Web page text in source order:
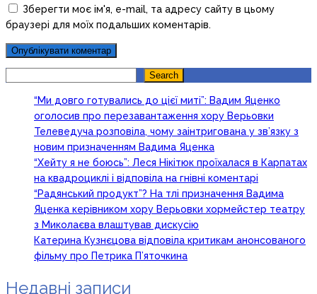
Зберегти моє ім'я, e-mail, та адресу сайту в цьому
браузері для моїх подальших коментарів.
Search
“Ми довго готувались до цієї миті”: Вадим Яценко
оголосив про перезавантаження хору Верьовки
Телеведуча розповіла, чому заінтригована у зв’язку з
новим призначенням Вадима Яценка
“Хейту я не боюсь”: Леся Нікітюк проїхалася в Карпатах
на квадроциклі і відповіла на гнівні коментарі
“Радянський продукт”? На тлі призначення Вадима
Яценка керівником хору Верьовки хормейстер театру
з Миколаєва влаштував дискусію
Катерина Кузнєцова відповіла критикам анонсованого
фільму про Петрика П’яточкина
Недавні записи